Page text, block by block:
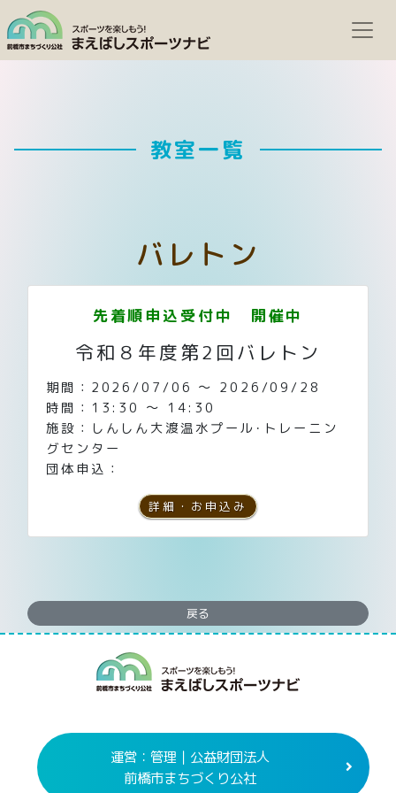
教室一覧
バレトン
先着順申込受付中 開催中
令和８年度第2回バレトン
期間：2026/07/06 ～ 2026/09/28
時間：13:30 ～ 14:30
施設：しんしん大渡温水プール･トレーニン
グセンター
団体申込：
詳細・お申込み
戻る
運営：管理｜公益財団法人
前橋市まちづくり公社